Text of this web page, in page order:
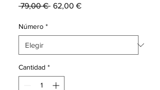
79,00 € Precio
62,00 €Precio
Número *
Cantidad *